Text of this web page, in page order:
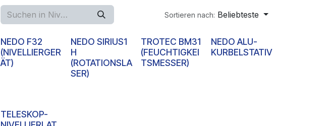
Sortieren nach: Beliebteste
NEDO F32
(NIVELLIERGER
ÄT)
NEDO SIRIUS1
H
(ROTATIONSLA
SER)
TROTEC BM31
(FEUCHTIGKEI
TSMESSER)
NEDO ALU-
KURBELSTATIV
TELESKOP-